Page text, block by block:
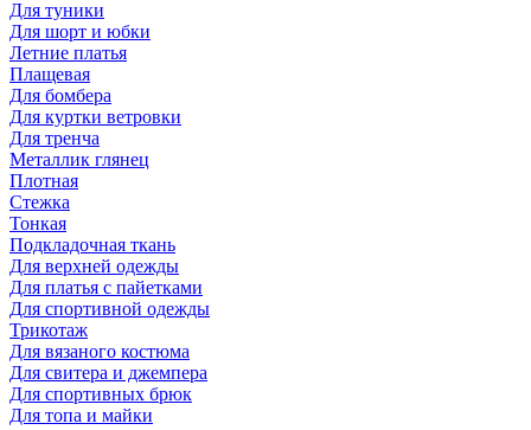
Для туники
Для шорт и юбки
Летние платья
Плащевая
Для бомбера
Для куртки ветровки
Для тренча
Металлик глянец
Плотная
Стежка
Тонкая
Подкладочная ткань
Для верхней одежды
Для платья с пайетками
Для спортивной одежды
Трикотаж
Для вязаного костюма
Для свитера и джемпера
Для спортивных брюк
Для топа и майки